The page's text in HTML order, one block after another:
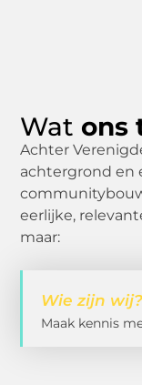
Wat ons
Achter
achtergrond en
eerlijke,
maar:
Wie zijn wij?
Maak kennis